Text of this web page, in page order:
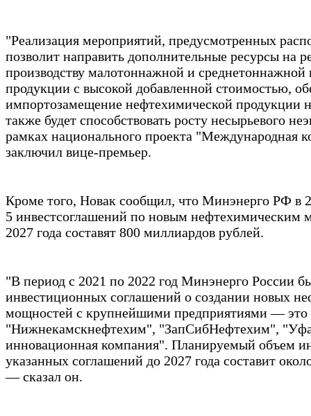
"Реализация мероприятий, предусмотренных
позволит направить дополнительные ресурсы на
производству малотоннажной и
продукции с высокой добавленной стоимостью,
импортозамещение нефтехимической продукции
также будет способствовать росту несырьевого
рамках национального проекта "Международная
заключил вице-премьер.
Кроме того, Новак сообщил, что Минэнерго РФ в
5 инвестсоглашений по новым нефтехимическим
2027 года составят 800 миллиардов рублей.
"В период с 2021 по 2022 год Минэнерго России
инвестиционных соглашений о создании новых
мощностей с крупнейшими предприятиями — это
"Нижнекамскнефтехим", "ЗапСибНефтехим",
инновационная компания". Планируемый объем
указанных соглашений до 2027 года составит
— сказал он.